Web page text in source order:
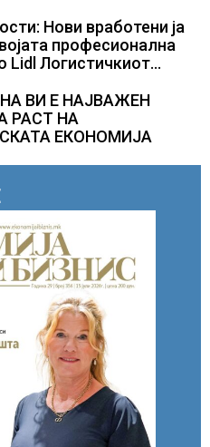
Нови вработени ја
професионална
Lidl Логистичкиот
ВИ Е НАЈВАЖЕН
РАСТ НА
ЕКОНОМИЈА